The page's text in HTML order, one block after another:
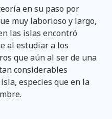
en su paso por
muy laborioso y largo,
las islas encontró
al estudiar a los
que aún al ser de una
considerables
especies que en la